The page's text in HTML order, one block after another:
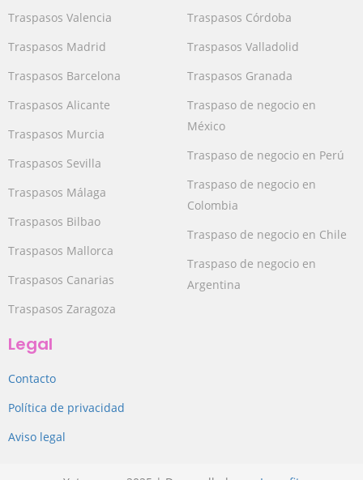
Traspasos Valencia
Traspasos Madrid
Traspasos Barcelona
Traspasos Alicante
Traspasos Murcia
Traspasos Sevilla
Traspasos Málaga
Traspasos Bilbao
Traspasos Mallorca
Traspasos Canarias
Traspasos Zaragoza
Traspasos Córdoba
Traspasos Valladolid
Traspasos Granada
Traspaso de negocio en
México
Traspaso de negocio en Perú
Traspaso de negocio en
Colombia
Traspaso de negocio en Chile
Traspaso de negocio en
Argentina
Legal
Contacto
Política de privacidad
Aviso legal